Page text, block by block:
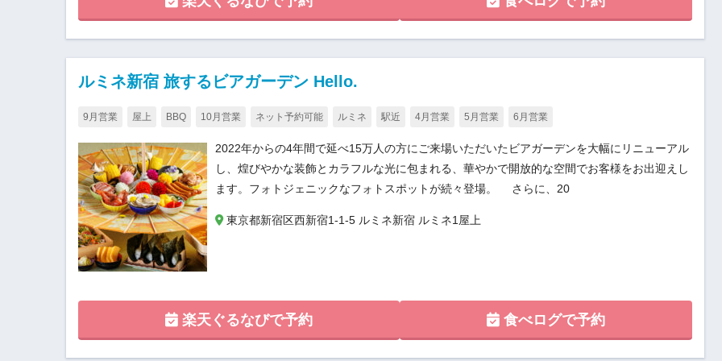
ルミネ新宿 旅するビアガーデン Hello.
9月営業 屋上 BBQ 10月営業 ネット予約可能 ルミネ 駅近 4月営業 5月営業 6月営業
2022年からの4年間で延べ15万人の方にご来場いただいたビアガーデンを大幅にリニューアル
し、煌びやかな装飾とカラフルな光に包まれる、華やかで開放的な空間でお客様をお出迎えし
ます。フォトジェニックなフォトスポットが続々登場。 さらに、20
東京都新宿区西新宿1-1-5 ルミネ新宿 ルミネ1屋上
楽天ぐるなびで予約 食べログで予約